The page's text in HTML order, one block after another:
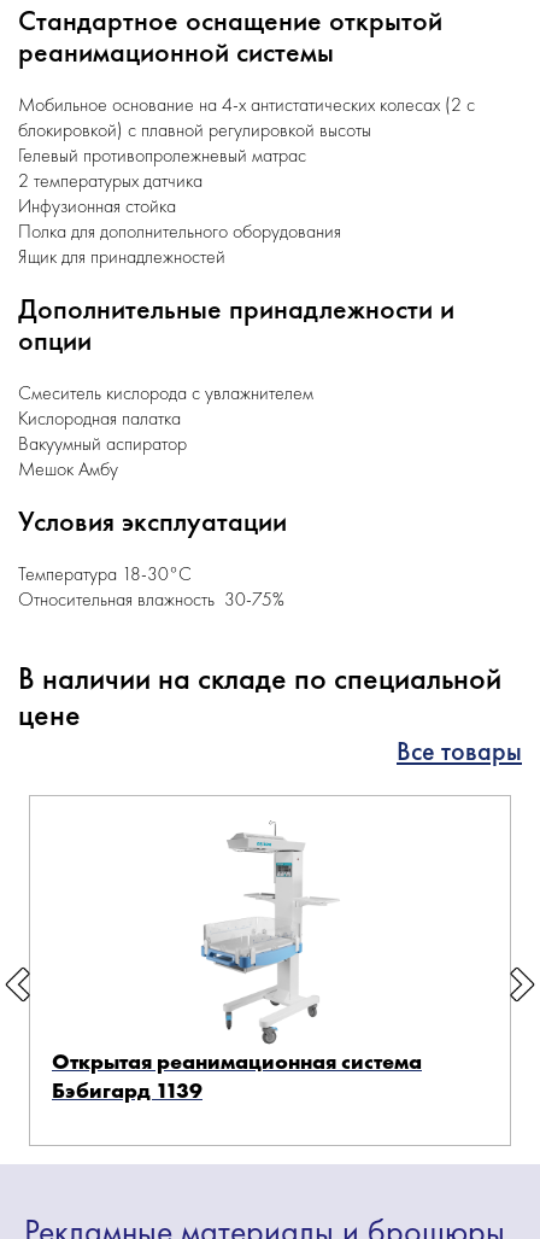
Стандартное оснащение открытой
реанимационной системы
Мобильное основание на 4-х антистатических колесах (2 с
блокировкой) с плавной регулировкой высоты
Гелевый противопролежневый матрас
2 температурых датчика
Инфузионная стойка
Полка для дополнительного оборудования
Ящик для принадлежностей
Дополнительные принадлежности и
опции
Смеситель кислорода с увлажнителем
Кислородная палатка
Вакуумный аспиратор
Мешок Амбу
Условия эксплуатации
Температура 18-30°С
Относительная влажность 30-75%
В наличии на складе по специальной
цене
Все товары
Открытая реанимационная система
Бэбигард 1139